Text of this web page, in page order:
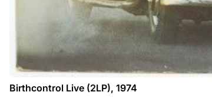
Birthcontrol Live (2LP), 1974